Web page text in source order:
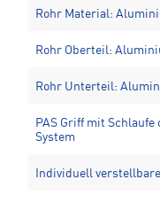
Rohr Material:
Rohr Oberteil:
Rohr Unterteil:
PAS Griff mit
System
Individuell